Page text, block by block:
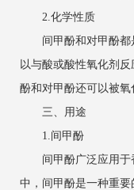
2.化学性质
间甲酚和对甲酚都
以与酸或酸性氧化剂
酚和对甲酚还可以被氧
三、用途
1.间甲酚
间甲酚广泛应用于
中，间甲酚是一种重